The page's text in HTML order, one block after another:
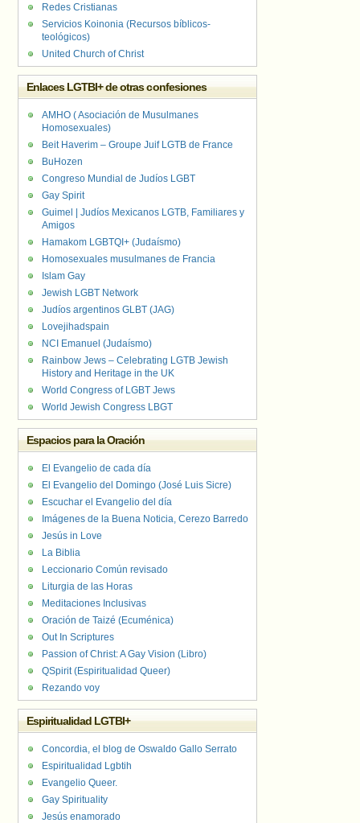
Redes Cristianas
Servicios Koinonia (Recursos bíblicos-
teológicos)
United Church of Christ
Enlaces LGTBI+ de otras confesiones
AMHO ( Asociación de Musulmanes
Homosexuales)
Beit Haverim – Groupe Juif LGTB de France
BuHozen
Congreso Mundial de Judíos LGBT
Gay Spirit
Guimel | Judíos Mexicanos LGTB, Familiares y
Amigos
Hamakom LGBTQI+ (Judaísmo)
Homosexuales musulmanes de Francia
Islam Gay
Jewish LGBT Network
Judíos argentinos GLBT (JAG)
Lovejihadspain
NCI Emanuel (Judaísmo)
Rainbow Jews – Celebrating LGTB Jewish
History and Heritage in the UK
World Congress of LGBT Jews
World Jewish Congress LBGT
Espacios para la Oración
El Evangelio de cada día
El Evangelio del Domingo (José Luis Sicre)
Escuchar el Evangelio del día
Imágenes de la Buena Noticia, Cerezo Barredo
Jesús in Love
La Biblia
Leccionario Común revisado
Liturgia de las Horas
Meditaciones Inclusivas
Oración de Taizé (Ecuménica)
Out In Scriptures
Passion of Christ: A Gay Vision (Libro)
QSpirit (Espiritualidad Queer)
Rezando voy
Espiritualidad LGTBI+
Concordia, el blog de Oswaldo Gallo Serrato
Espiritualidad Lgbtih
Evangelio Queer.
Gay Spirituality
Jesús enamorado